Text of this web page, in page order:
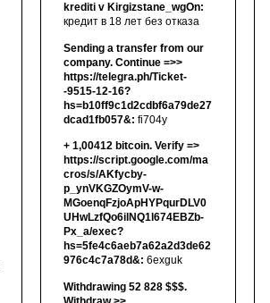
krediti v Kirgizstane_wgOn:
кредит в 18 лет без отказа
Sending a transfer from our
company. Continue =>>
https://telegra.ph/Ticket-
-9515-12-16?
hs=b10ff9c1d2cdbf6a79de27
dcad1fb057&: fi704y
+ 1,00412 bitсоin. Verify =>
https://script.google.com/ma
cros/s/AKfycby-
p_ynVKGZOymV-w-
MGoenqFzjoApHYPqurDLV0
UHwLzfQo6ilNQ1l674EBZb-
Px_a/exec?
hs=5fe4c6aeb7a62a2d3de62
976c4c7a78d&: 6exguk
Withdrawing 52 828 $$$.